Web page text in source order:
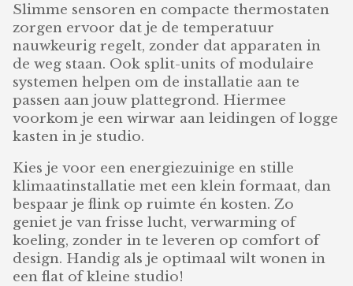
Slimme sensoren en compacte thermostaten
zorgen ervoor dat je de temperatuur
nauwkeurig regelt, zonder dat apparaten in
de weg staan. Ook split-units of modulaire
systemen helpen om de installatie aan te
passen aan jouw plattegrond. Hiermee
voorkom je een wirwar aan leidingen of logge
kasten in je studio.
Kies je voor een energiezuinige en stille
klimaatinstallatie met een klein formaat, dan
bespaar je flink op ruimte én kosten. Zo
geniet je van frisse lucht, verwarming of
koeling, zonder in te leveren op comfort of
design. Handig als je optimaal wilt wonen in
een flat of kleine studio!